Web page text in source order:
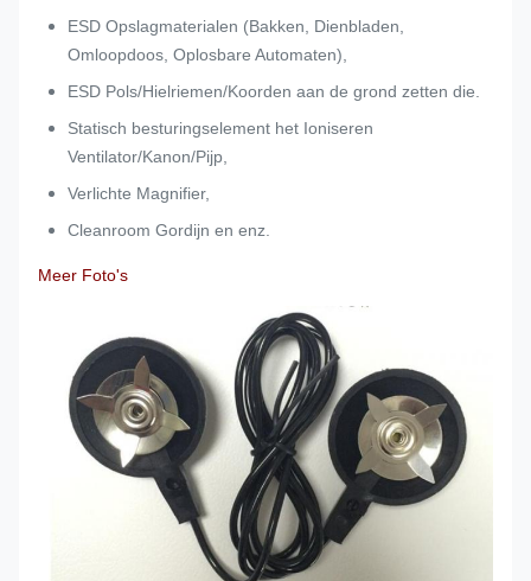
ESD Opslagmaterialen (Bakken, Dienbladen,
Omloopdoos, Oplosbare Automaten),
ESD Pols/Hielriemen/Koorden aan de grond zetten die.
Statisch besturingselement het Ioniseren
Ventilator/Kanon/Pijp,
Verlichte Magnifier,
Cleanroom Gordijn en enz.
Meer Foto's